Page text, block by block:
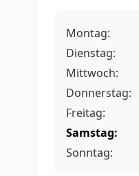
Montag:
Dienstag:
Mittwoch:
Donnerstag:
Freitag:
Samstag:
Sonntag: